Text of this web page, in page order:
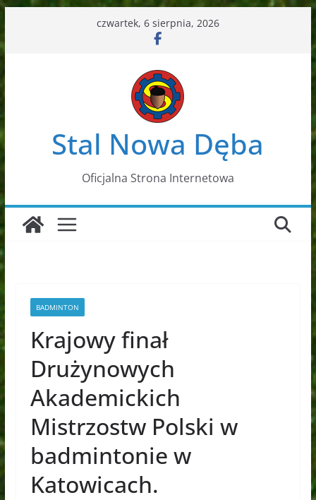
treści
czwartek, 6 sierpnia, 2026
Stal Nowa Dęba
Oficjalna Strona Internetowa
BADMINTON
Krajowy finał
Drużynowych
Akademickich
Mistrzostw Polski w
badmintonie w
Katowicach.